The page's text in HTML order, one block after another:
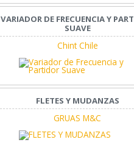
VARIADOR DE FRECUENCIA Y
SUAVE
Chint Chile
FLETES Y MUDANZAS
GRUAS M&C